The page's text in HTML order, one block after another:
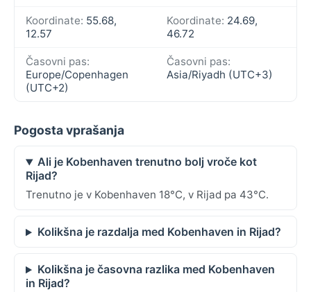
Koordinate: 55.68,
12.57
Koordinate: 24.69,
46.72
Časovni pas:
Europe/Copenhagen
(UTC+2)
Časovni pas:
Asia/Riyadh (UTC+3)
Pogosta vprašanja
Ali je Kobenhaven trenutno bolj vroče kot
Rijad?
Trenutno je v Kobenhaven 18°C, v Rijad pa 43°C.
Kolikšna je razdalja med Kobenhaven in Rijad?
Kolikšna je časovna razlika med Kobenhaven
in Rijad?